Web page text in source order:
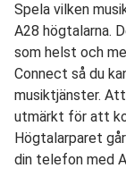
Spela vilken
A28 högtalarna.
som helst och
Connect så du
musiktjänster.
utmärkt för att
Högtalarparet
din telefon med